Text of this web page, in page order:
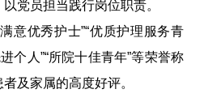
党员担当践行岗位职责。
意优秀护士”“优质护理服务青
个人”“所院十佳青年”等荣誉称
及家属的高度好评。